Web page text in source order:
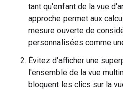
tant qu'enfant de la vue
approche permet aux
mesure ouverte de
personnalisées comme
Évitez d'afficher une
l'ensemble de la vue
bloquent les clics sur la